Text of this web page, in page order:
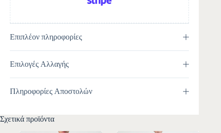
Επιπλέον πληροφορίες
Επιλογές Αλλαγής
Πληροφορίες Αποστολών
Σχετικά προϊόντα